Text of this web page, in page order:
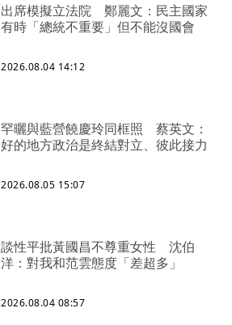
出席模擬立法院 鄭麗文：民主國家
有時「總統不重要」但不能沒國會
2026.08.04 14:12
罕曬與藍營饒慶玲同框照 蔡英文：
好的地方政治是終結對立、彼此接力
2026.08.05 15:07
談性平批黃國昌不尊重女性 沈伯
洋：對我和范雲態度「差超多」
2026.08.04 08:57